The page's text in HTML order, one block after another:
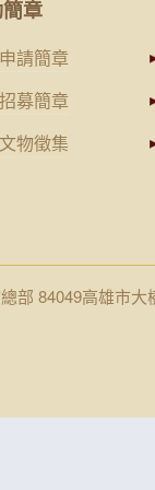
章
請簡章
募簡章
物徵集
部 84049高雄市大